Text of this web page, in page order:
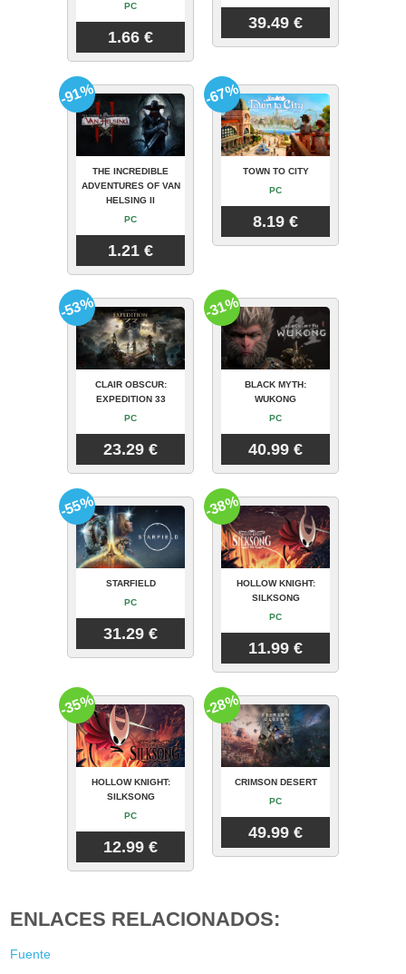
PC
1.66 €
39.49 €
THE INCREDIBLE
ADVENTURES OF VAN
HELSING II
PC
1.21 €
-91%
TOWN TO CITY
PC
8.19 €
-67%
CLAIR OBSCUR:
EXPEDITION 33
PC
23.29 €
-53%
BLACK MYTH:
WUKONG
PC
40.99 €
-31%
STARFIELD
PC
31.29 €
-55%
HOLLOW KNIGHT:
SILKSONG
PC
11.99 €
-38%
HOLLOW KNIGHT:
SILKSONG
PC
12.99 €
-35%
CRIMSON DESERT
PC
49.99 €
-28%
ENLACES RELACIONADOS:
Fuente